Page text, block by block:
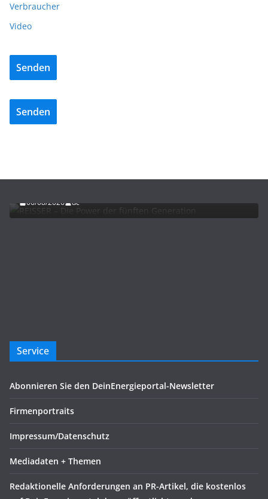
Verbraucher
Video
Senden
Senden
REISSER – Die Power der fünften Generation
06/08/2026 dc
Service
Abonnieren Sie den DeinEnergieportal-Newsletter
Firmenportraits
Impressum/Datenschutz
Mediadaten + Themen
Redaktionelle Anforderungen an PR-Artikel, die kostenlos